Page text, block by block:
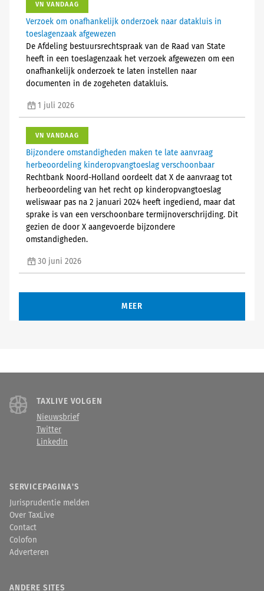
VN VANDAAG
Verzoek om onafhankelijk onderzoek naar datakluis in
toeslagenzaak afgewezen
De Afdeling bestuursrechtspraak van de Raad van State
heeft in een toeslagenzaak het verzoek afgewezen om een
onafhankelijk onderzoek te laten instellen naar
documenten in de zogeheten datakluis.
1 juli 2026
VN VANDAAG
Bijzondere omstandigheden maken te late aanvraag
herbeoordeling kinderopvangtoeslag verschoonbaar
Rechtbank Noord-Holland oordeelt dat X de aanvraag tot
herbeoordeling van het recht op kinderopvangtoeslag
weliswaar pas na 2 januari 2024 heeft ingediend, maar dat
sprake is van een verschoonbare termijnoverschrijding. Dit
gezien de door X aangevoerde bijzondere
omstandigheden.
30 juni 2026
MEER
TAXLIVE VOLGEN
Nieuwsbrief
Twitter
LinkedIn
SERVICEPAGINA'S
Jurisprudentie melden
Over TaxLive
Contact
Colofon
Adverteren
ANDERE SITES